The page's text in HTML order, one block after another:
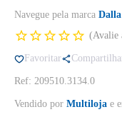
Navegue pela marca
Avalie
Favoritar
Ref: 209510.3134.0
Vendido por Multiloja e